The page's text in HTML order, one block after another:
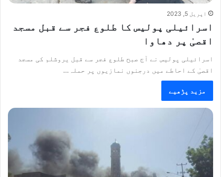
اپریل 5, 2023
اسرائیلی پولیس کا طلوع فجر سے قبل مسجد
اقصیٰ پر دھاوا
اسرائیلی پولیس نے آج صبح طلوع فجر سے قبل یروشلم کی مسجد
اقصیٰ کے احاطے میں درجنوں نمازیوں پر حملہ…
مزید پڑھیے